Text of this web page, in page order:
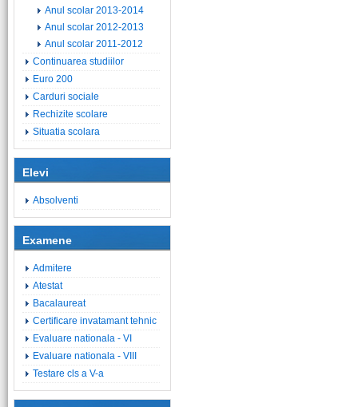
Anul scolar 2013-2014
Anul scolar 2012-2013
Anul scolar 2011-2012
Continuarea studiilor
Euro 200
Carduri sociale
Rechizite scolare
Situatia scolara
Elevi
Absolventi
Examene
Admitere
Atestat
Bacalaureat
Certificare invatamant tehnic
Evaluare nationala - VI
Evaluare nationala - VIII
Testare cls a V-a